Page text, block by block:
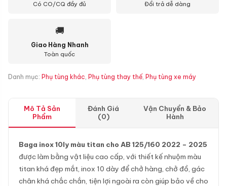
Có CO/CQ đầy đủ Đổi trả dễ dàng
🚚
Giao Hàng Nhanh
Toàn quốc
Danh mục: Phụ tùng khác, Phụ tùng thay thế, Phụ tùng xe máy
Mô Tả Sản
Phẩm
Đánh Giá
(0)
Vận Chuyển & Bảo
Hành
Baga inox 10ly màu titan cho AB 125/160 2022 – 2025
được làm bằng vật liệu cao cấp, với thiết kế nhuộm màu
titan khá đẹp mắt, inox 10 dày để chở hàng, chở đồ, gác
chân khá chắc chắn, tiện lợi ngoài ra còn giúp bảo về cho